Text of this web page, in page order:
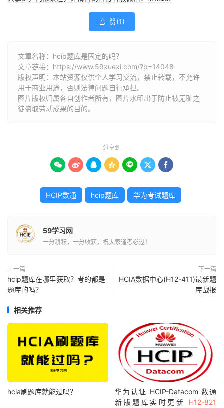
 赞(1)
文章名称：hcip题库是固定的吗？
文章链接： https://www.59xuexi.com/?p=14048
版权声明：本站资源仅供个人学习交流，禁止转载，不允许
用于商业用途，否则法律问题自行承担。
图片版权归属各自创作者所有，图片水印出于防止被无耻之
徒盗取劳动成果的目的。
分享到
      
HCIP数通 hcip题库 华为考试题库
59学习网
一分耕耘，一分收获，祝大家逢考必过！
上一篇
hcip题库在哪里获取？考的都是
题库的吗？
下一篇
HCIA数据中心(H12-411)最新题
库战报
相关推荐
hcia刷题库就能过吗？
华为认证 HCIP-Datacom 数通
新版题库实时更新 H12-821